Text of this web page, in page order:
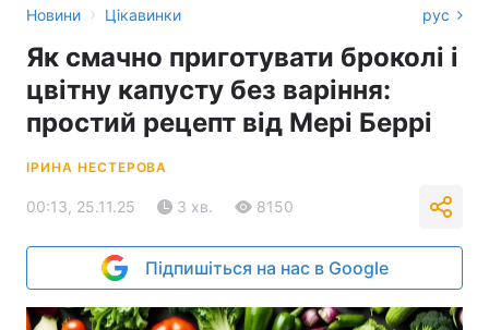
Новини › Цікавинки рус
Як смачно приготувати броколі і
цвітну капусту без варіння:
простий рецепт від Мері Беррі
ІРИНА НЕСТЕРОВА
00:13, 25.11.25 3 хв. 8150
Підпишіться на нас в Google